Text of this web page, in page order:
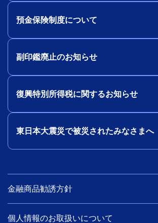
預金保険制度について
副印鑑廃止のお知らせ
復興特別所得税に関するお知らせ
東日本大震災で被災されたみなさまへ
金融商品勧誘方針
個人情報のお取扱いについて